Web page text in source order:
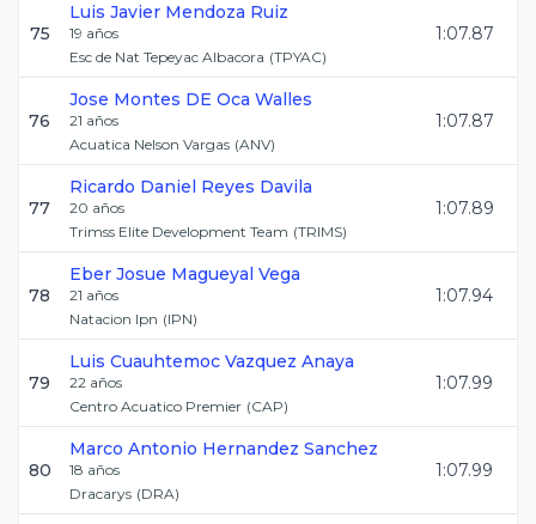
75
Luis Javier Mendoza Ruiz
19 años
Esc de Nat Tepeyac Albacora (TPYAC)
1:07.87
76
Jose Montes DE Oca Walles
21 años
Acuatica Nelson Vargas (ANV)
1:07.87
77
Ricardo Daniel Reyes Davila
20 años
Trimss Elite Development Team (TRIMS)
1:07.89
78
Eber Josue Magueyal Vega
21 años
Natacion Ipn (IPN)
1:07.94
79
Luis Cuauhtemoc Vazquez Anaya
22 años
Centro Acuatico Premier (CAP)
1:07.99
80
Marco Antonio Hernandez Sanchez
18 años
Dracarys (DRA)
1:07.99